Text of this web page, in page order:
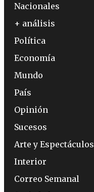
Nacionales
+ análisis
Política
Economía
Mundo
País
Opinión
Sucesos
Arte y Espectáculos
Interior
Correo Semanal